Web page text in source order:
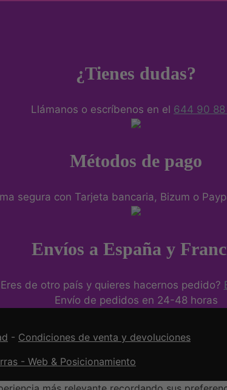
¿Tienes dudas?
Llámanos o escríbenos en el 644 90 88
Métodos de pago
segura con Tarjeta bancaria, Bizum o
Envíos a España y
de otro país y quieres hacernos pedido?
Envío de pedidos en 24-48 horas
- Condiciones de venta y devoluciones
- Web & Posicionamiento